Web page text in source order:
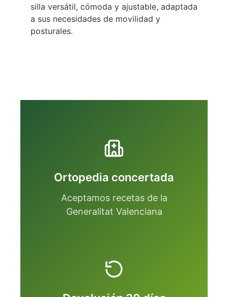
silla versátil, cómoda y ajustable, adaptada
a sus necesidades de movilidad y
posturales.
Ortopedia concertada
Aceptamos recetas de la
Generalitat Valenciana